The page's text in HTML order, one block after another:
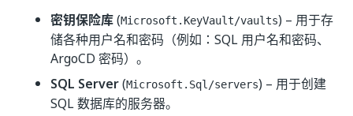
密钥保险库(Microsoft.KeyVault/vaults) – 用于存
储各种用户名和密码（例如：SQL 用户名和密码、
ArgoCD 密码）。
SQL Server(Microsoft.Sql/servers) – 用于创建
SQL 数据库的服务器。